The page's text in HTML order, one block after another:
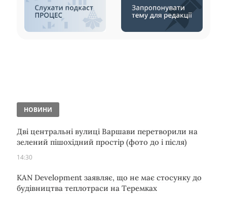
НОВИНИ
Дві центральні вулиці Варшави перетворили на
зелений пішохідний простір (фото до і після)
14:30
KAN Development заявляє, що не має стосунку до
будівництва теплотраси на Теремках